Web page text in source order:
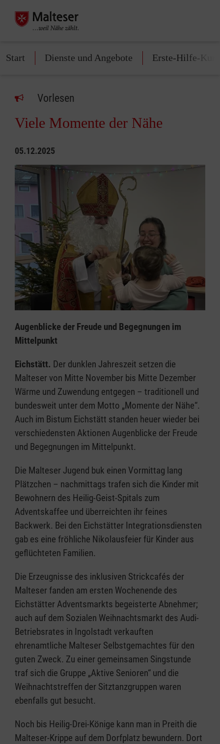
Start Dienste und Angebote Erste-Hilfe-
Vorlesen
Viele Momente der Nähe
05.12.2025
Augenblicke der Freude und Begegnungen im
Mittelpunkt
Eichstätt. Der dunklen Jahreszeit setzen die
Malteser von Mitte November bis Mitte Dezember
Wärme und Zuwendung entgegen – traditionell und
bundesweit unter dem Motto „Momente der Nähe“.
Auch im Bistum Eichstätt standen heuer wieder bei
verschiedensten Aktionen Augenblicke der Freude
und Begegnungen im Mittelpunkt.
Die Malteser Jugend buk einen Vormittag lang
Plätzchen – nachmittags trafen sich die Kinder mit
Bewohnern des Heilig-Geist-Spitals zum
Adventskaffee und überreichten ihr feines
Backwerk. Bei den Eichstätter Integrationsdiensten
gab es eine fröhliche Nikolausfeier für Kinder aus
geflüchteten Familien.
Die Erzeugnisse des inklusiven Strickcafés der
Malteser fanden am ersten Wochenende des
Eichstätter Adventsmarkts begeisterte Abnehmer;
auch auf dem Sozialen Weihnachtsmarkt des Audi-
Betriebsrates in Ingolstadt verkauften
ehrenamtliche Malteser Selbstgemachtes für den
guten Zweck. Zu einer gemeinsamen Singstunde
traf sich die Gruppe „Aktive Senioren“ und die
Weihnachtstreffen der Sitztanzgruppen waren
ebenfalls gut besucht.
Noch bis Heilig-Drei-Könige kann man in Preith die
Malteser-Krippe auf dem Dorfplatz bewundern. Dort